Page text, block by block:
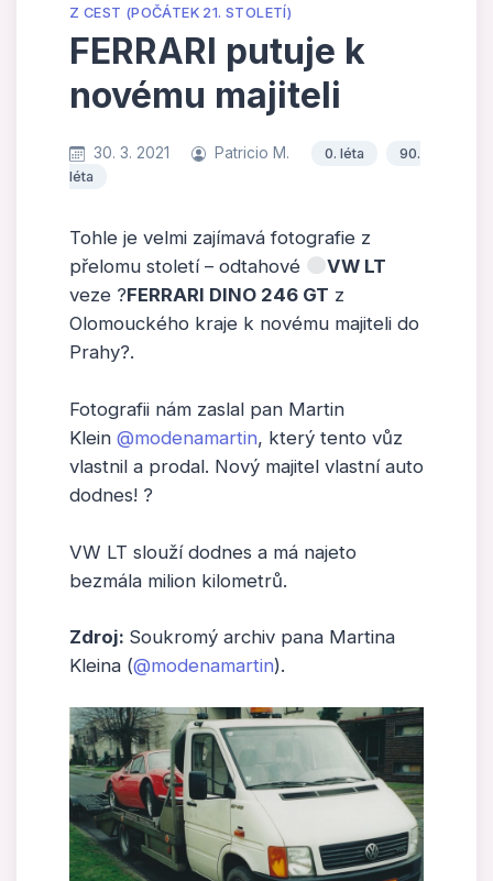
Z CEST (POČÁTEK 21. STOLETÍ)
FERRARI putuje k
novému majiteli
30. 3. 2021 Patricio M. 0. léta
90.
léta
Tohle je velmi zajímavá fotografie z
přelomu století – odtahové
VW LT
veze ?FERRARI DINO 246 GT z
Olomouckého kraje k novému majiteli do
Prahy?.
Fotografii nám zaslal pan Martin
Klein @modenamartin, který tento vůz
vlastnil a prodal. Nový majitel vlastní auto
dodnes! ?
VW LT slouží dodnes a má najeto
bezmála milion kilometrů.
Zdroj: Soukromý archiv pana Martina
Kleina (@modenamartin).